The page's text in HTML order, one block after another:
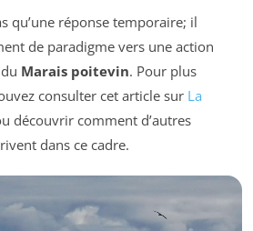
qu’une réponse temporaire; il
de paradigme vers une action
Marais poitevin. Pour plus
consulter cet article sur La
découvrir comment d’autres
dans ce cadre.